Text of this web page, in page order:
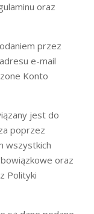
oraz
przez
e-mail
Konto
jest do
poprzez
wszystkich
oraz
Polityki